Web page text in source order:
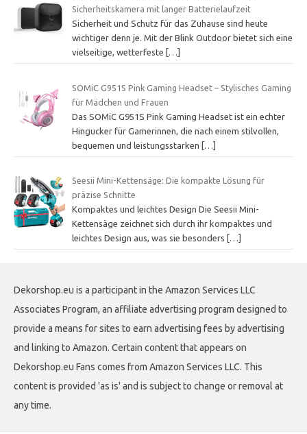
Sicherheitskamera mit langer Batterielaufzeit
Sicherheit und Schutz für das Zuhause sind heute
wichtiger denn je. Mit der Blink Outdoor bietet sich eine
vielseitige, wetterfeste
[…]
SOMiC G951S Pink Gaming Headset – Stylisches Gaming
für Mädchen und Frauen
Das SOMiC G951S Pink Gaming Headset ist ein echter
Hingucker für Gamerinnen, die nach einem stilvollen,
bequemen und leistungsstarken […]
Seesii Mini-Kettensäge: Die kompakte Lösung für
präzise Schnitte
Kompaktes und leichtes Design Die Seesii Mini-
Kettensäge zeichnet sich durch ihr kompaktes und
leichtes Design aus, was sie besonders
[…]
Dekorshop.eu is a participant in the Amazon Services LLC
Associates Program, an affiliate advertising program designed to
provide a means for sites to earn advertising fees by advertising
and linking to Amazon. Certain content that appears on
Dekorshop.eu Fans comes from Amazon Services LLC. This
content is provided 'as is' and is subject to change or removal at
any time.